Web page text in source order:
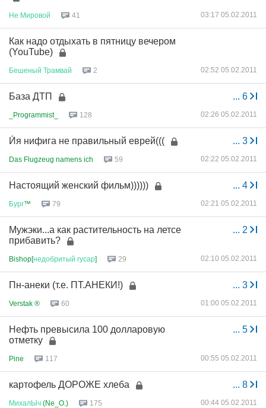
Не Мировой 41 03:17 05.02.2011
Как надо отдыхать в пятницу вечером
(YouTube)
Бешеный Трамвай 2 02:52 05.02.2011
... 6
База ДТП
_Programmist_ 128 02:26 05.02.2011
... 3
Йя нифига не правильный еврей(((
Das Flugzeug namens ich 59 02:22 05.02.2011
... 4
Настоящий женский фильм))))))
Бург™ 79 02:21 05.02.2011
... 2
Мужэки...а как растительность на летсе
прибавить?
Bishop[недобритый гусар] 29 02:10 05.02.2011
... 3
Пн-анеки (т.е. ПТ.АНЕКИ!)
Verstak ® 60 01:00 05.02.2011
... 5
Нефть превысила 100 долларовую
отметку
Pine 117 00:55 05.02.2011
... 8
картофель ДОРОЖЕ хлеба
МихалЫч (Ne_O.) 175 00:44 05.02.2011